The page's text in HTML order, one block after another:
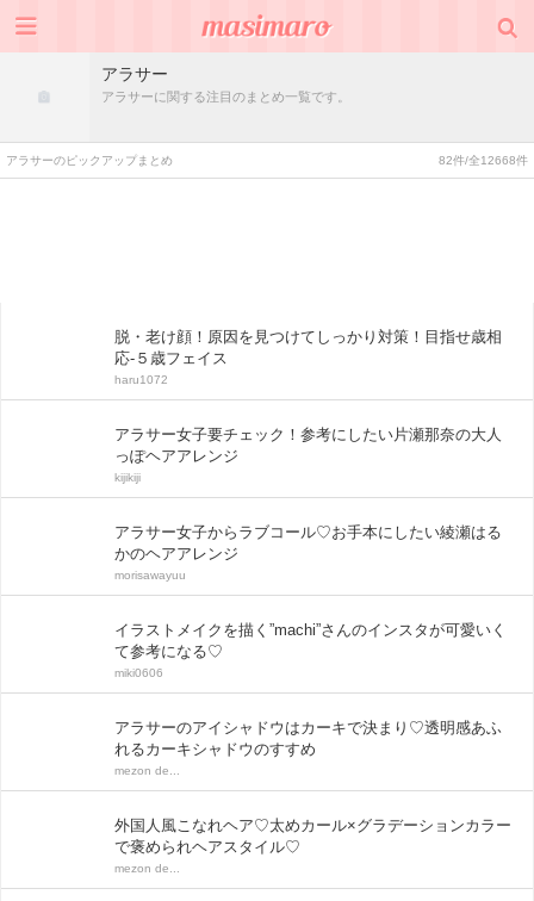
アラサー
アラサーに関する注目のまとめ一覧です。
アラサーのピックアップまとめ 82件/全12668件
脱・老け顔！原因を見つけてしっかり対策！目指せ歳相
応-５歳フェイス
haru1072
アラサー女子要チェック！参考にしたい片瀬那奈の大人
っぽヘアアレンジ
kijikiji
アラサー女子からラブコール♡お手本にしたい綾瀬はる
かのヘアアレンジ
morisawayuu
イラストメイクを描く”machi”さんのインスタが可愛いく
て参考になる♡
miki0606
アラサーのアイシャドウはカーキで決まり♡透明感あふ
れるカーキシャドウのすすめ
mezon de...
外国人風こなれヘア♡太めカール×グラデーションカラー
で褒められヘアスタイル♡
mezon de...